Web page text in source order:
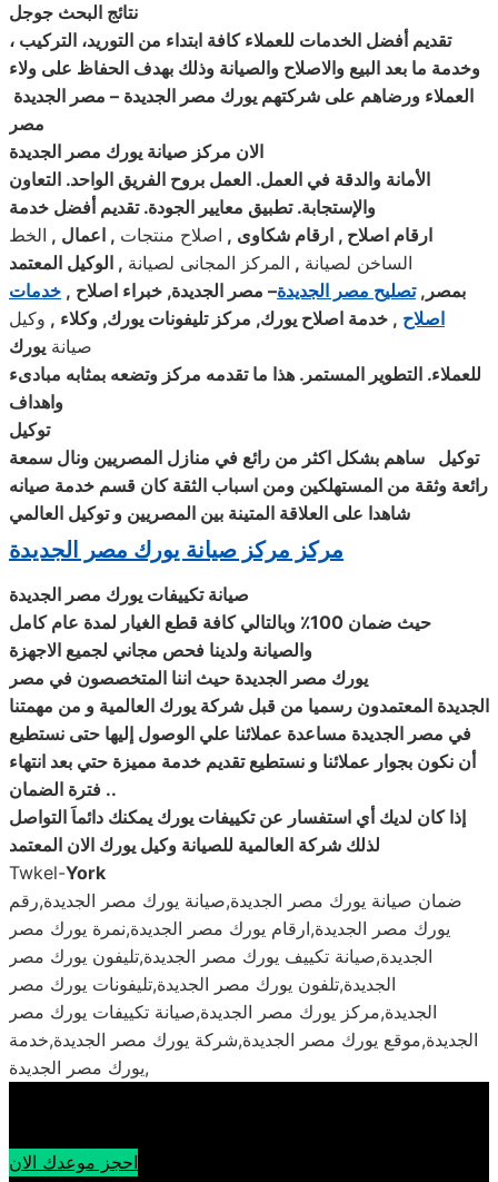
نتائج البحث جوجل
تقديم أفضل الخدمات للعملاء كافة ابتداء من التوريد، التركيب ،
وخدمة ما بعد البيع والاصلاح والصيانة وذلك بهدف الحفاظ على ولاء
العملاء ورضاهم على شركتهم يورك مصر الجديدة – مصر الجديدة
مصر
الان مركز صيانة يورك مصر الجديدة
الأمانة والدقة في العمل. العمل بروح الفريق الواحد. التعاون
والإستجابة. تطبيق معايير الجودة. تقديم أفضل خدمة
ارقام اصلاح , ارقام شكاوى , اصلاح منتجات , اعمال , الخط
الساخن لصيانة , المركز المجانى لصيانة , الوكيل المعتمد
بمصر ,تصليح مصر الجديدة– مصر الجديدة, خبراء اصلاح , خدمات
اصلاح , خدمة اصلاح يورك, مركز تليفونات يورك, وكلاء , وكيل
صيانة يورك
للعملاء. التطوير المستمر. هذا ما تقدمه مركز وتضعه بمثابه مبادىء
واهداف
توكيل
توكيل ساهم بشكل اكثر من رائع في منازل المصريين ونال سمعة
رائعة وثقة من المستهلكين ومن اسباب الثقة كان قسم خدمة صيانه
شاهدا على العلاقة المتينة بين المصريين و توكيل العالمي
مركز مركز صيانة يورك مصر الجديدة
صيانة تكييفات يورك مصر الجديدة
حيث ضمان 100٪ وبالتالي كافة قطع الغيار لمدة عام كامل
والصيانة ولدينا فحص مجاني لجميع الاجهزة
يورك مصر الجديدة حيث اننا المتخصصون في مصر
الجديدة المعتمدون رسميا من قبل شركة يورك العالمية و من مهمتنا
في مصر الجديدة مساعدة عملائنا علي الوصول إليها حتى نستطيع
أن نكون بجوار عملائنا و نستطيع تقديم خدمة مميزة حتي بعد انتهاء
فترة الضمان ..
إذا كان لديك أي استفسار عن تكييفات يورك يمكنك دائماَ التواصل
لذلك شركة العالمية للصيانة وكيل يورك الان المعتمد
Twkel-York
ضمان صيانة يورك مصر الجديدة,صيانة يورك مصر الجديدة,رقم
يورك مصر الجديدة,ارقام يورك مصر الجديدة,نمرة يورك مصر
الجديدة,صيانة تكييف يورك مصر الجديدة,تليفون يورك مصر
الجديدة,تلفون يورك مصر الجديدة,تليفونات يورك مصر
الجديدة,مركز يورك مصر الجديدة,صيانة تكييفات يورك مصر
الجديدة,موقع يورك مصر الجديدة,شركة يورك مصر الجديدة,خدمة
يورك مصر الجديدة,
احجز موعدك الان